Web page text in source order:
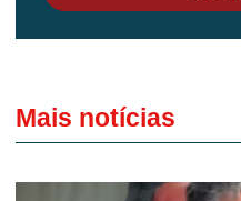
Mais notícias